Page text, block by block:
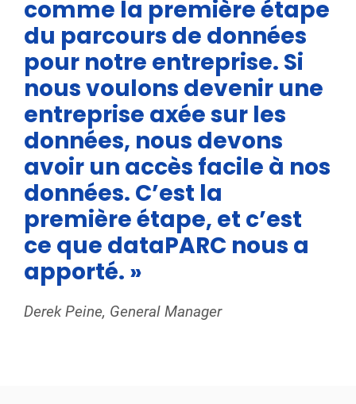
comme la première étape
du parcours de données
pour notre entreprise. Si
nous voulons devenir une
entreprise axée sur les
données, nous devons
avoir un accès facile à nos
données. C’est la
première étape, et c’est
ce que dataPARC nous a
apporté. »
Derek Peine, General Manager